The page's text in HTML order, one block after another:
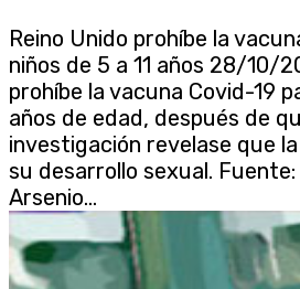
Reino Unido prohíbe la
niños de 5 a 11 años 28/10/
prohíbe la vacuna Covid-19
años de edad, después de
investigación revelase que
su desarrollo sexual. Fuente:
Arsenio...